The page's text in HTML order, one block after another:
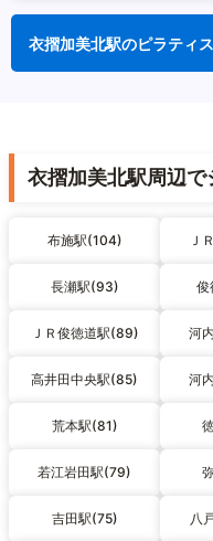
衣摺加美北駅のピラティ
衣摺加美北駅周辺
布施駅(104) Ｊ
長瀬駅(93) 俊
ＪＲ俊徳道駅(89) 河
高井田中央駅(85) 河
荒本駅(81)
若江岩田駅(79)
吉田駅(75) 八